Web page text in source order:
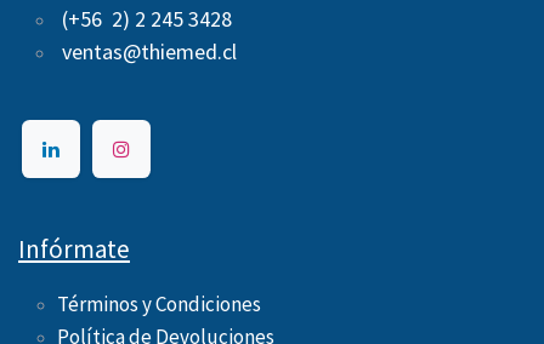
(+56 2) 2 245 3428
ventas@thiemed.cl
Infórmate
Términos y Condiciones
Política de Devoluciones